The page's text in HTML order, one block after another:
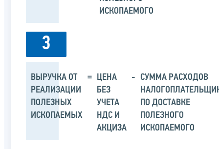
ИСКОПАЕМОГО
3
ВЫРУЧКА ОТ
РЕАЛИЗАЦИИ
ПОЛЕЗНЫХ
ИСКОПАЕМЫХ
= ЦЕНА
БЕЗ
УЧЕТА
НДС И
АКЦИЗА
-
СУММА РАСХОДОВ
ПО ДОСТАВКЕ
ПОЛЕЗНОГО
ИСКОПАЕМОГО